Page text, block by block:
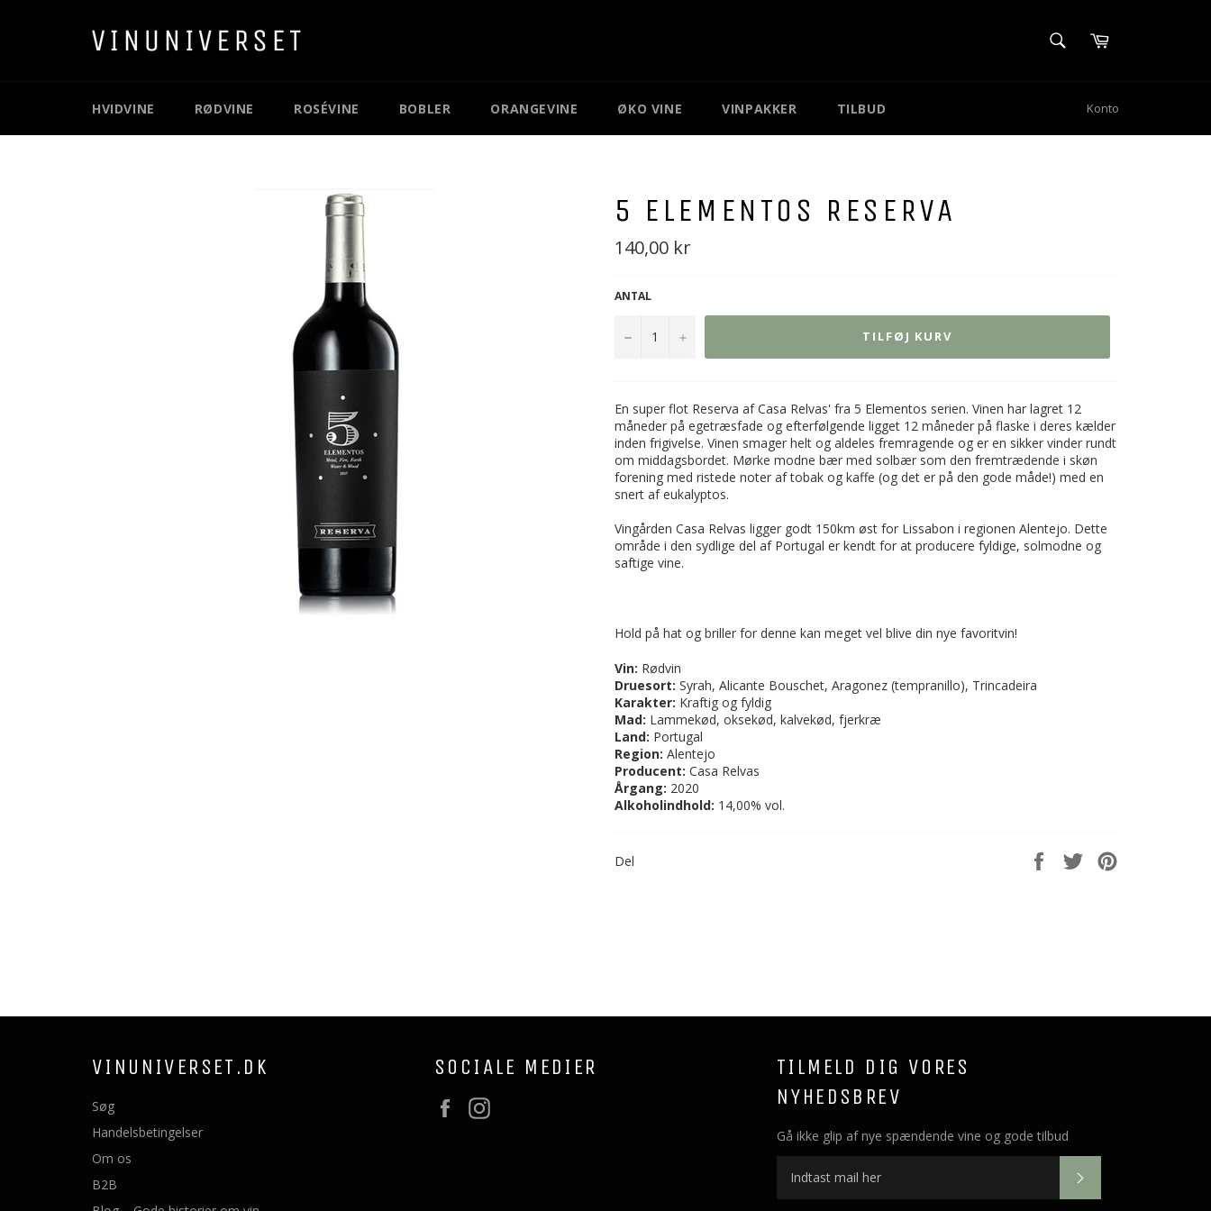
SØG Kurv
HVIDVINE RØDVINE ROSÉVINE BOBLER ORANGEVINE ØKO VINE VINPAKKER TILBUD Konto
5 ELEMENTOS RESERVA
Normal
pris
140,00 kr
ANTAL
− + TILFØJ KURV
En super flot Reserva af Casa Relvas' fra 5 Elementos serien. Vinen har lagret 12
måneder på egetræsfade og efterfølgende ligget 12 måneder på flaske i deres kælder
inden frigivelse. Vinen smager helt og aldeles fremragende og er en sikker vinder rundt
om middagsbordet. Mørke modne bær med solbær som den fremtrædende i skøn
forening med ristede noter af tobak og kaffe (og det er på den gode måde!) med en
snert af eukalyptos.
Vingården Casa Relvas ligger godt 150km øst for Lissabon i regionen Alentejo. Dette
område i den sydlige del af Portugal er kendt for at producere fyldige, solmodne og
saftige vine.
Hold på hat og briller for denne kan meget vel blive din nye favoritvin!
Vin: Rødvin
Druesort: Syrah, Alicante Bouschet, Aragonez (tempranillo), Trincadeira
Karakter: Kraftig og fyldig
Mad: Lammekød, oksekød, kalvekød, fjerkræ
Land: Portugal
Region: Alentejo
Producent: Casa Relvas
Årgang: 2020
Alkoholindhold: 14,00% vol.
Del
Del
på
Del
VINUNIVERSET.DK
Søg
Handelsbetingelser
Om os
B2B
SOCIALE MEDIER
Facebook
TILMELD DIG VORES
NYHEDSBREV
Gå ikke glip af nye spændende vine og gode tilbud